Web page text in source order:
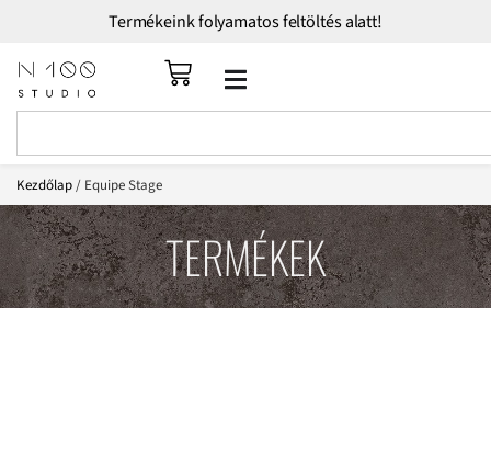
Termékeink folyamatos feltöltés alatt!
Kezdőlap/ Equipe Stage
TERMÉKEK